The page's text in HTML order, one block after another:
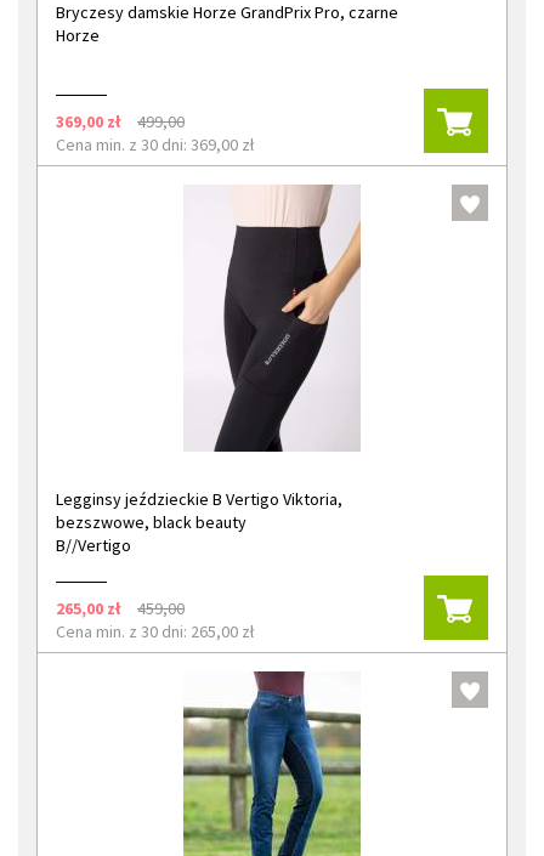
Bryczesy damskie Horze GrandPrix Pro, czarne
Horze
369,00 zł
499,00
Cena min. z 30 dni: 369,00 zł
Legginsy jeździeckie B Vertigo Viktoria,
bezszwowe, black beauty
B//Vertigo
265,00 zł
459,00
Cena min. z 30 dni: 265,00 zł